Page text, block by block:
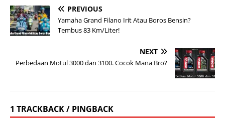
PREVIOUS
Yamaha Grand Filano Irit Atau Boros Bensin?
Tembus 83 Km/Liter!
NEXT
Perbedaan Motul 3000 dan 3100. Cocok Mana Bro?
1 TRACKBACK / PINGBACK